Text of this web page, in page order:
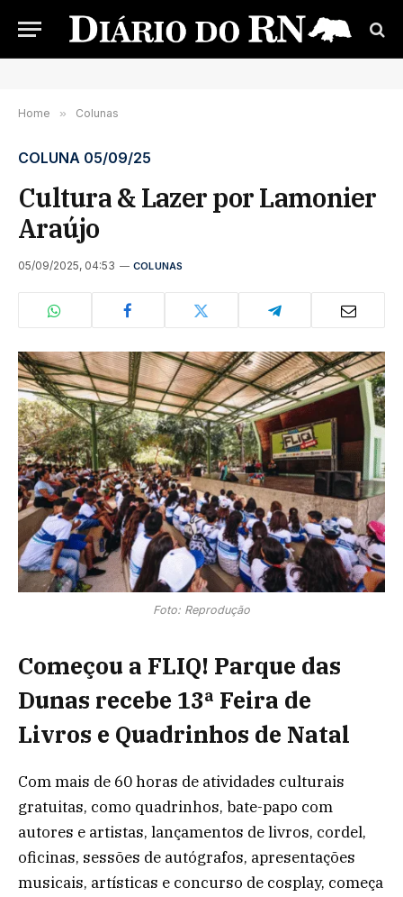
Home » Colunas
COLUNA 05/09/25
Cultura & Lazer por Lamonier
Araújo
05/09/2025, 04:53 COLUNAS
Foto: Reprodução
Começou a FLIQ! Parque das
Dunas recebe 13ª Feira de
Livros e Quadrinhos de Natal
Com mais de 60 horas de atividades culturais
gratuitas, como quadrinhos, bate-papo com
autores e artistas, lançamentos de livros, cordel,
oficinas, sessões de autógrafos, apresentações
musicais, artísticas e concurso de cosplay, começa